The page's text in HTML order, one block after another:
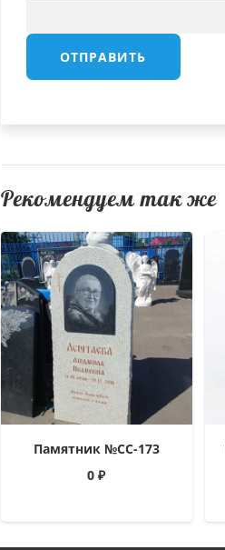
Рекомендуем так же
Памятник №СС-173
0₽